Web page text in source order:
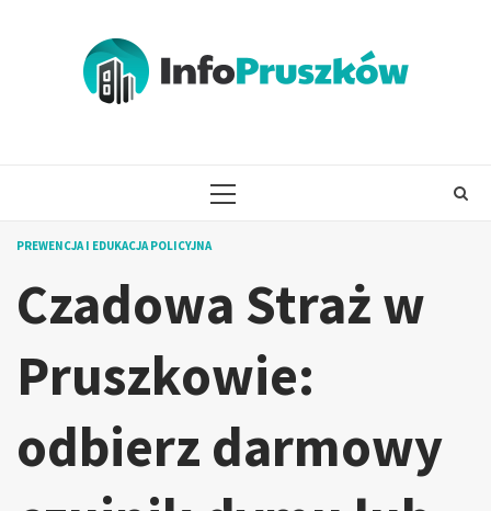
PRIMARY
PREWENCJA I EDUKACJA POLICYJNA
Czadowa Straż w
Pruszkowie:
odbierz darmowy